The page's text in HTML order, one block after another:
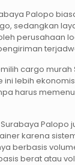
Palopo
sedangkan
perusahaan
cargo murah
lebih
harus
Palopo
karena
berbasis
berat atau